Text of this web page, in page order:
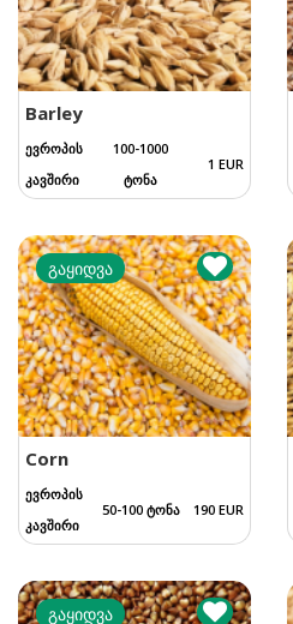
Barley
ევროპის
კავშირი
100-1000
ტონა
1 EUR
გაყიდვა
Corn
ევროპის
კავშირი
50-100 ტონა 190 EUR
გაყიდვა